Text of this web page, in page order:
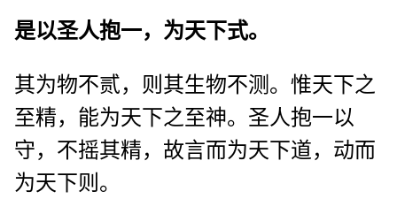
是以圣人抱一，为天下式。
其为物不贰，则其生物不测。惟天下之
至精，能为天下之至神。圣人抱一以
守，不摇其精，故言而为天下道，动而
为天下则。